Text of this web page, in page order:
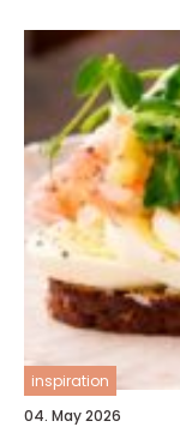
inspiration
04. May 2026